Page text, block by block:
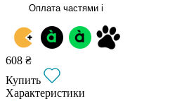
Оплата частями i
608 ₴
Купить
Характеристики